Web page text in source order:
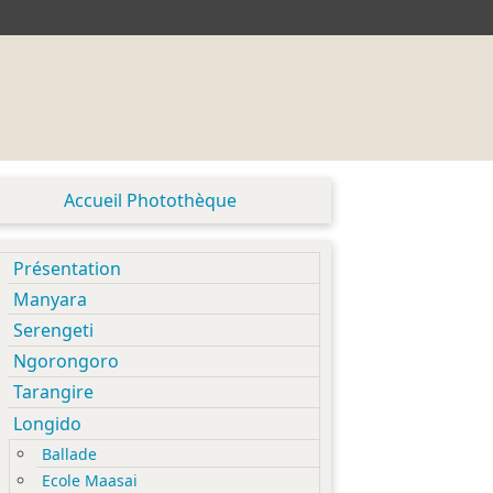
Accueil Photothèque
Présentation
Manyara
Serengeti
Ngorongoro
Tarangire
Longido
Ballade
Ecole Maasai